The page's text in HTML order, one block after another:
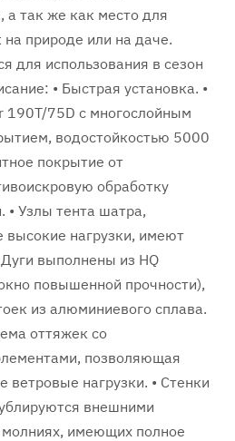
а так же как место для
природе или на даче.
для использования в сезон
• Быстрая установка. •
190T/75D с многослойным
водостойкостью 5000
покрытие от
обработку
• Узлы тента шатра,
нагрузки, имеют
выполнены из HQ
повышенной прочности),
из алюминиевого сплава.
оттяжек со
позволяющая
нагрузки. • Стенки
внешними
имеющих полное